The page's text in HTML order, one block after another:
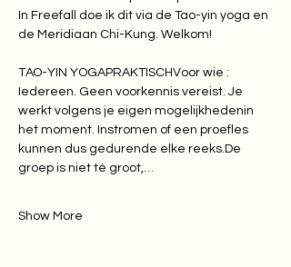
In Freefall doe ik dit via de Tao-yin yoga en
de Meridiaan Chi-Kung. Welkom!
TAO-YIN YOGAPRAKTISCHVoor wie :
Iedereen. Geen voorkennis vereist. Je
werkt volgens je eigen mogelijkhedenin
het moment. Instromen of een proefles
kunnen dus gedurende elke reeks.De
groep is niet té groot,…
Show More